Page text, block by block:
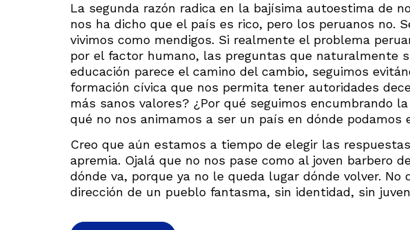
La segunda razón radica en la bajísima autoestima de
nos ha dicho que el país es rico, pero los peruanos no.
vivimos como mendigos. Si realmente el problema
por el factor humano, las preguntas que naturalmente
educación parece el camino del cambio, seguimos
formación cívica que nos permita tener autoridades
más sanos valores? ¿Por qué seguimos encumbrando
qué no nos animamos a ser un país en dónde podamos
Creo que aún estamos a tiempo de elegir las
apremia. Ojalá que no nos pase como al joven barbero
dónde va, porque ya no le queda lugar dónde volver.
dirección de un pueblo fantasma, sin identidad, sin